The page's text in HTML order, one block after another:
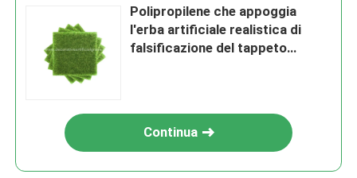
Polipropilene che appoggia
l'erba artificiale realistica di
falsificazione del tappeto
Continua